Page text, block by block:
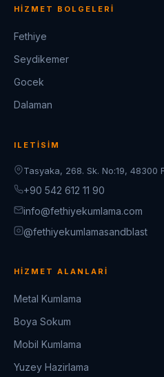
HIZMET BOLGELERI
Fethiye
Seydikemer
Gocek
Dalaman
ILETISIM
Tasyaka, 268. Sk. No:19, 48300
+90 542 612 11 90
info@fethiyekumlama.com
@fethiyekumlamasandblast
HIZMET ALANLARI
Metal Kumlama
Boya Sokum
Mobil Kumlama
Yuzey Hazirlama